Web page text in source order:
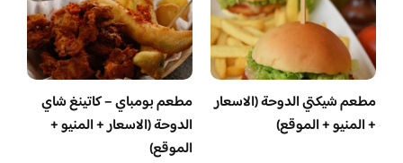
مطعم شيكتي الدوحة (الاسعار
+ المنيو + الموقع)
مطعم بومباي – كاتينغ شاي
الدوحة (الاسعار + المنيو +
الموقع)